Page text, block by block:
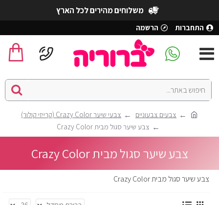
משלוחים מהירים לכל הארץ
התחברות הרשמה
צבעים צבעוניים
צבעי שיער Crazy Color (קרייזי קולור)
צבע שיער סגול מבית Crazy Color
צבע שיער סגול מבית Crazy Color
צבע שיער סגול מבית Crazy Color